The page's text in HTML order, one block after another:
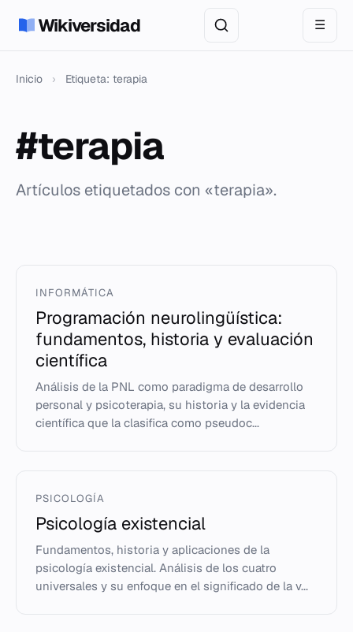
Wikiversidad ☰
Inicio › Etiqueta: terapia
#terapia
Artículos etiquetados con «terapia».
INFORMÁTICA
Programación neurolingüística:
fundamentos, historia y evaluación
científica
Análisis de la PNL como paradigma de desarrollo
personal y psicoterapia, su historia y la evidencia
científica que la clasifica como pseudoc...
PSICOLOGÍA
Psicología existencial
Fundamentos, historia y aplicaciones de la
psicología existencial. Análisis de los cuatro
universales y su enfoque en el significado de la v...